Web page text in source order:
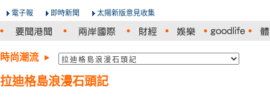
電子報 即時新聞 太陽新版意見收集
時尚潮流
拉迪格島浪漫石頭記